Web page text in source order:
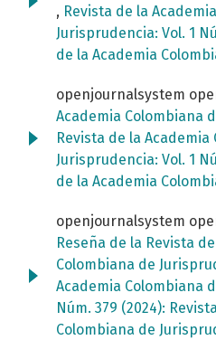
, Revista de la
Jurisprudencia: Vol. 1
de la Academia
openjournalsystem
Academia Colombiana
Revista de la Academia
Jurisprudencia: Vol. 1
de la Academia
openjournalsystem
Reseña de la Revista
Colombiana de
Academia Colombiana
Núm. 379 (2024):
Colombiana de